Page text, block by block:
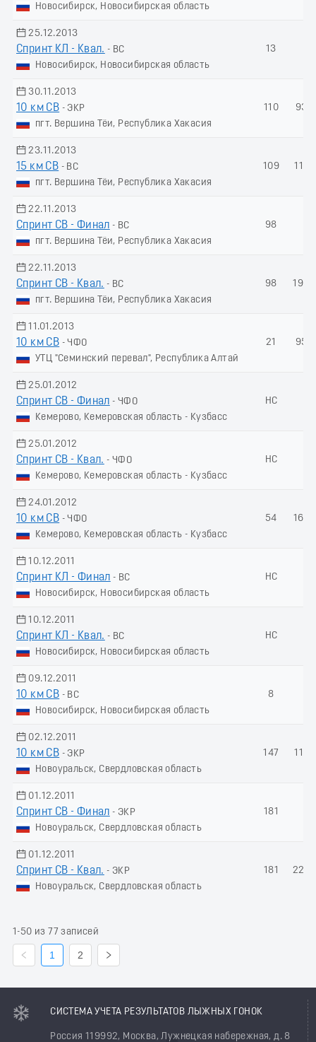
Новосибирск, Новосибирская область
25.12.2013
Спринт КЛ - Квал. - ВС
Новосибирск, Новосибирская область
13
30.11.2013
10 км СВ - ЭКР
пгт. Вершина Тёи, Республика Хакасия
110
23.11.2013
15 км СВ - ВС
пгт. Вершина Тёи, Республика Хакасия
109
22.11.2013
Спринт СВ - Финал - ВС
пгт. Вершина Тёи, Республика Хакасия
98
22.11.2013
Спринт СВ - Квал. - ВС
пгт. Вершина Тёи, Республика Хакасия
98
11.01.2013
10 км СВ - ЧФО
УТЦ "Семинский перевал", Республика Алтай
21
25.01.2012
Спринт СВ - Финал - ЧФО
Кемерово, Кемеровская область - Кузбасс
НС
25.01.2012
Спринт СВ - Квал. - ЧФО
Кемерово, Кемеровская область - Кузбасс
НС
24.01.2012
10 км СВ - ЧФО
Кемерово, Кемеровская область - Кузбасс
54
10.12.2011
Спринт КЛ - Финал - ВС
Новосибирск, Новосибирская область
НС
10.12.2011
Спринт КЛ - Квал. - ВС
Новосибирск, Новосибирская область
НС
09.12.2011
10 км СВ - ВС
Новосибирск, Новосибирская область
8
02.12.2011
10 км СВ - ЭКР
Новоуральск, Свердловская область
147
01.12.2011
Спринт СВ - Финал - ЭКР
Новоуральск, Свердловская область
181
01.12.2011
Спринт СВ - Квал. - ЭКР
Новоуральск, Свердловская область
181
1-50 из 77 записей
1 2
СИСТЕМА УЧЕТА РЕЗУЛЬТАТОВ ЛЫЖНЫХ ГОНОК
Россия 119992, Москва, Лужнецкая набережная, д. 8